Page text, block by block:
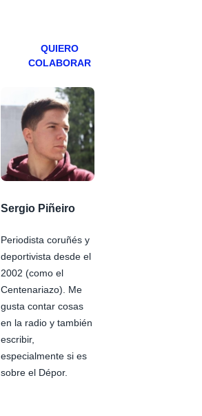
QUIERO
COLABORAR
Sergio Piñeiro
Periodista coruñés y
deportivista desde el
2002 (como el
Centenariazo). Me
gusta contar cosas
en la radio y también
escribir,
especialmente si es
sobre el Dépor.